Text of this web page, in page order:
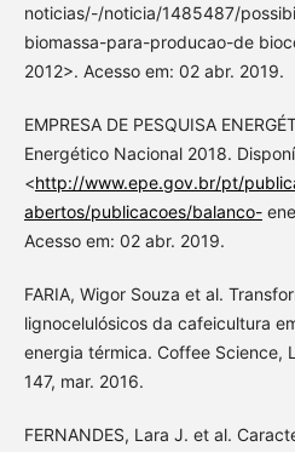
noticias/-/noticia/1485487/
biomassa-para-producao-de
2012>. Acesso em: 02 abr. 2019.
EMPRESA DE PESQUISA
Energético Nacional 2018.
<http://www.epe.gov.br/pt/
abertos/publicacoes/balanco-
Acesso em: 02 abr. 2019.
FARIA, Wigor Souza et al.
lignocelulósicos da cafeicultura
energia térmica. Coffee Science,
147, mar. 2016.
FERNANDES, Lara J. et al.